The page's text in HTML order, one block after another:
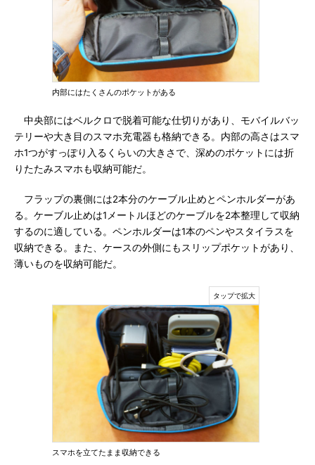
内部にはたくさんのポケットがある
中央部にはベルクロで脱着可能な仕切りがあり、モバイルバッ
テリーや大き目のスマホ充電器も格納できる。内部の高さはスマ
ホ1つがすっぽり入るくらいの大きさで、深めのポケットには折
りたたみスマホも収納可能だ。
フラップの裏側には2本分のケーブル止めとペンホルダーがあ
る。ケーブル止めは1メートルほどのケーブルを2本整理して収納
するのに適している。ペンホルダーは1本のペンやスタイラスを
収納できる。また、ケースの外側にもスリップポケットがあり、
薄いものを収納可能だ。
スマホを立てたまま収納できる